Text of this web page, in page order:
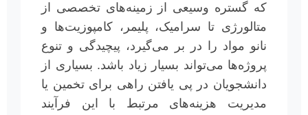
که گستره وسیعی از زمینه‌های تخصصی از
متالورژی تا سرامیک، پلیمر، کامپوزیت‌ها و
نانو مواد را در بر می‌گیرد، پیچیدگی و تنوع
پروژه‌ها می‌تواند بسیار زیاد باشد. بسیاری از
دانشجویان در پی یافتن راهی برای تخمین یا
مدیریت هزینه‌های مرتبط با این فرآیند